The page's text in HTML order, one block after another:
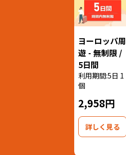
ヨーロッパ周
遊 - 無制限 /
5日間
利用期間:5日 1
個
2,958円
詳しく見る